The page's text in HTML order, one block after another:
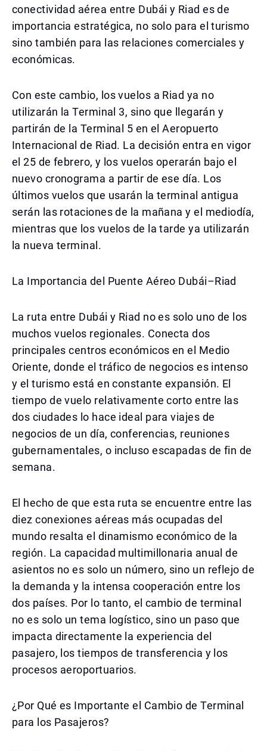
conectividad aérea entre Dubái y Riad es de
importancia estratégica, no solo para el turismo
sino también para las relaciones comerciales y
económicas.
Con este cambio, los vuelos a Riad ya no
utilizarán la Terminal 3, sino que llegarán y
partirán de la Terminal 5 en el Aeropuerto
Internacional de Riad. La decisión entra en vigor
el 25 de febrero, y los vuelos operarán bajo el
nuevo cronograma a partir de ese día. Los
últimos vuelos que usarán la terminal antigua
serán las rotaciones de la mañana y el mediodía,
mientras que los vuelos de la tarde ya utilizarán
la nueva terminal.
La Importancia del Puente Aéreo Dubái–Riad
La ruta entre Dubái y Riad no es solo uno de los
muchos vuelos regionales. Conecta dos
principales centros económicos en el Medio
Oriente, donde el tráfico de negocios es intenso
y el turismo está en constante expansión. El
tiempo de vuelo relativamente corto entre las
dos ciudades lo hace ideal para viajes de
negocios de un día, conferencias, reuniones
gubernamentales, o incluso escapadas de fin de
semana.
El hecho de que esta ruta se encuentre entre las
diez conexiones aéreas más ocupadas del
mundo resalta el dinamismo económico de la
región. La capacidad multimillonaria anual de
asientos no es solo un número, sino un reflejo de
la demanda y la intensa cooperación entre los
dos países. Por lo tanto, el cambio de terminal
no es solo un tema logístico, sino un paso que
impacta directamente la experiencia del
pasajero, los tiempos de transferencia y los
procesos aeroportuarios.
¿Por Qué es Importante el Cambio de Terminal
para los Pasajeros?